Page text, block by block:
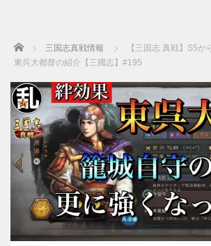
Home 三国志真戦情報
【三国志 真戦】S5か
東呉大都督の紹介【三國志】#195